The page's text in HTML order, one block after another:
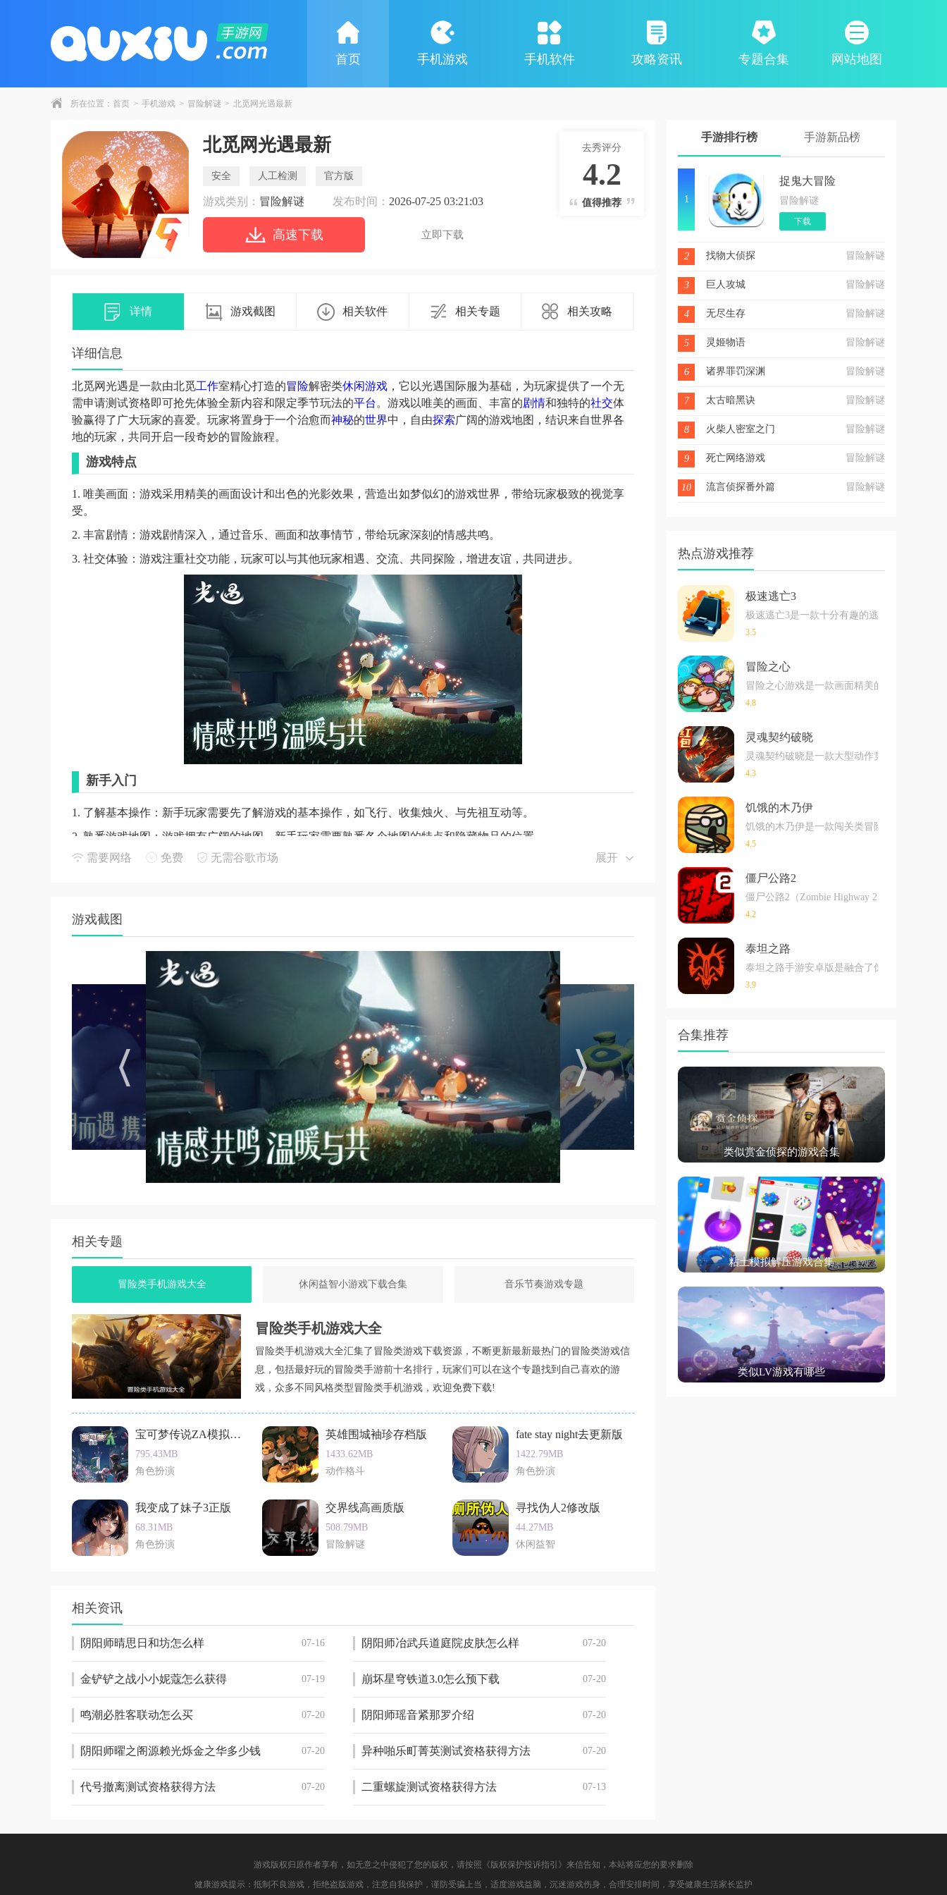
网站地图
首页 手机游戏 手机软件 攻略资讯 专题合集
所在位置： 首页 > 手机游戏 > 冒险解谜 > 北觅网光遇最新
北觅网光遇最新
安全 人工检测 官方版
游戏类别： 冒险解谜 发布时间： 2026-07-25 03:21:03
高速下载 立即下载
去秀评分
4.2
值得推荐
详情 游戏截图 相关软件 相关专题 相关攻略
详细信息
北觅网光遇是一款由北觅工作室精心打造的冒险解密类休闲游戏 ，它以光遇国际服为基础，为玩家提供了一个无
需申请测试资格即可抢先体验全新内容和限定季节玩法的平台 。游戏以唯美的画面、丰富的剧情和独特的社交体
验赢得了广大玩家的喜爱。玩家将置身于一个治愈而神秘的世界中，自由探索广阔的游戏地图，结识来自世界各
地的玩家，共同开启一段奇妙的冒险旅程。
游戏特点
1. 唯美画面：游戏采用精美的画面设计和出色的光影效果，营造出如梦似幻的游戏世界，带给玩家极致的视觉享
受。
2. 丰富剧情：游戏剧情深入，通过音乐、画面和故事情节，带给玩家深刻的情感共鸣。
3. 社交体验：游戏注重社交功能，玩家可以与其他玩家相遇、交流、共同探险，增进友谊，共同进步。
新手入门
1. 了解基本操作：新手玩家需要先了解游戏的基本操作，如飞行、收集烛火、与先祖互动等。
2. 熟悉游戏地图：游戏拥有广阔的地图，新手玩家需要熟悉各个地图的特点和隐藏物品的位置。
3. 建立好友关系：与其他玩家建立好友关系，互赠爱心和烛火，共同提升游戏进度。
1. 收集烛火：尽可能多地收集烛火，以获取白蜡烛，用于兑换装扮和解锁先祖动作。
3. 探索隐藏图：探索隐藏图，寻找隐藏的先祖和光之翼，提升斗篷等级。
4. 与好友互心：与好友互心，增加爱心数量，用于兑换特殊装扮。
5. 学习飞行技巧：学会利用飞行技巧，快速穿梭于各个地图之间，提高探索效率。
北觅网光遇以其唯美的画风、丰富的剧情和独特的社交体验，为玩家带来了深刻的情感体验。游戏不仅提供了广
阔的游戏世界供玩家自由探索，还通过丰富的角色装扮系统和多样的游戏玩法，让玩家在游戏中始终保持新鲜
感。无论是喜欢冒险探索还是社交互动的玩家，都能在北觅网光遇中找到属于自己的乐趣。此外，游戏团队不断
推出新的内容和活动，为玩家带来持续的新鲜感和挑战，让玩家在游戏中始终保持激情。综上所述，北觅网光遇
是一款值得一试的冒险解密类休闲游戏。
需要网络 免费 无需谷歌市场 展开
游戏截图
相关专题
冒险类手机游戏大全 休闲益智小游戏下载合集 音乐节奏游戏专题
冒险类手机游戏大全
冒险类手机游戏大全汇集了冒险类游戏下载资源，不断更新最新最热门的冒险类游戏信
息，包括最好玩的冒险类手游前十名排行，玩家们可以在这个专题找到自己喜欢的游
戏，众多不同风格类型冒险类手机游戏，欢迎免费下载!
宝可梦传说ZA模拟器移植版
795.43MB
角色扮演
英雄围城袖珍存档版
1433.62MB
动作格斗
fate stay night去更新版
1422.79MB
角色扮演
我变成了妹子3正版
68.31MB
角色扮演
交界线高画质版
508.79MB
冒险解谜
寻找伪人2修改版
44.27MB
休闲益智
相关资讯
07-16
阴阳师晴思日和坊怎么样 07-20
阴阳师冶武兵道庭院皮肤怎么样
07-19
金铲铲之战小小妮蔻怎么获得 07-20
崩坏星穹铁道3.0怎么预下载
07-20
鸣潮必胜客联动怎么买 07-20
阴阳师瑶音紧那罗介绍
07-20
阴阳师曜之阁源赖光烁金之华多少钱 07-20
异种啪乐町菁英测试资格获得方法
07-20
代号撤离测试资格获得方法 07-13
二重螺旋测试资格获得方法
手游排行榜 手游新品榜
1
捉鬼大冒险
冒险解谜
下载
2 找物大侦探 冒险解谜
3 巨人攻城 冒险解谜
4 无尽生存 冒险解谜
5 灵姬物语 冒险解谜
6 诸界罪罚深渊 冒险解谜
7 太古暗黑诀 冒险解谜
8 火柴人密室之门 冒险解谜
9 死亡网络游戏 冒险解谜
10 流言侦探番外篇 冒险解谜
热点游戏推荐
极速逃亡3
极速逃亡3是一款十分有趣的逃脱类游戏，在
3.5
冒险之心
冒险之心游戏是一款画面精美的卡通冒险游
4.8
灵魂契约破晓
灵魂契约破晓是一款大型动作竞技手游，玩
4.3
饥饿的木乃伊
饥饿的木乃伊是一款闯关类冒险游戏，整个
4.5
僵尸公路2
僵尸公路2（Zombie Highway 2）是一款末日
4.2
泰坦之路
泰坦之路手游安卓版是融合了侏罗纪时代的
3.9
合集推荐
类似赏金侦探的游戏合集
粘土模拟解压游戏合集
类似LV游戏有哪些
游戏版权归原作者享有，如无意之中侵犯了您的版权，请按照《版权保护投诉指引》来信告知，本站将应您的要求删除
健康游戏提示：抵制不良游戏，拒绝盗版游戏，注意自我保护，谨防受骗上当，适度游戏益脑，沉迷游戏伤身，合理安排时间，享受健康生活家长监护